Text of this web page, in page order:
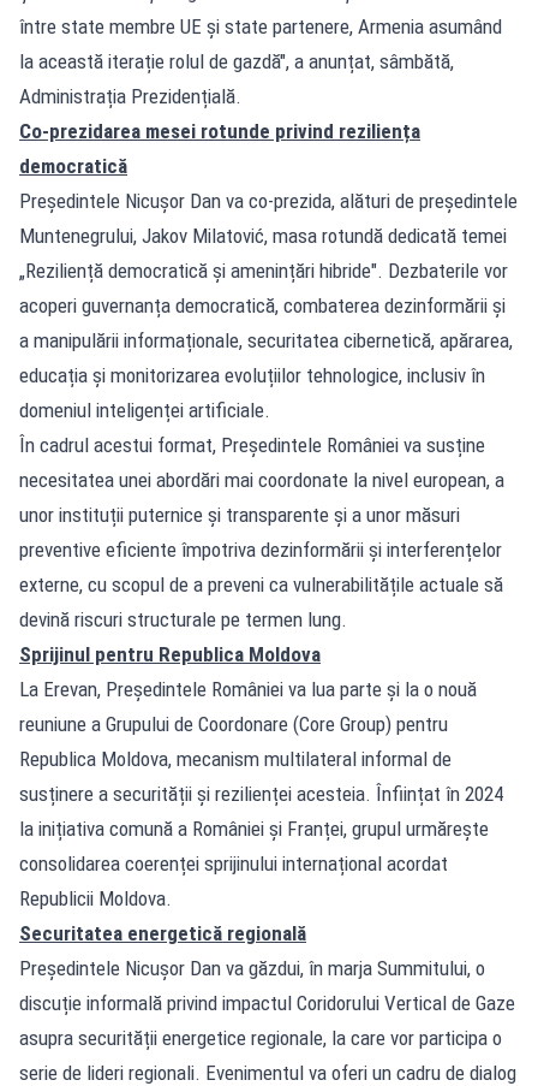
între state membre UE și state partenere, Armenia asumând
la această iterație rolul de gazdă", a anunțat, sâmbătă,
Administrația Prezidențială.
Co-prezidarea mesei rotunde privind reziliența
democratică
Președintele Nicușor Dan va co-prezida, alături de președintele
Muntenegrului, Jakov Milatović, masa rotundă dedicată temei
„Reziliență democratică și amenințări hibride". Dezbaterile vor
acoperi guvernanța democratică, combaterea dezinformării și
a manipulării informaționale, securitatea cibernetică, apărarea,
educația și monitorizarea evoluțiilor tehnologice, inclusiv în
domeniul inteligenței artificiale.
În cadrul acestui format, Președintele României va susține
necesitatea unei abordări mai coordonate la nivel european, a
unor instituții puternice și transparente și a unor măsuri
preventive eficiente împotriva dezinformării și interferențelor
externe, cu scopul de a preveni ca vulnerabilitățile actuale să
devină riscuri structurale pe termen lung.
Sprijinul pentru Republica Moldova
La Erevan, Președintele României va lua parte și la o nouă
reuniune a Grupului de Coordonare (Core Group) pentru
Republica Moldova, mecanism multilateral informal de
susținere a securității și rezilienței acesteia. Înființat în 2024
la inițiativa comună a României și Franței, grupul urmărește
consolidarea coerenței sprijinului internațional acordat
Republicii Moldova.
Securitatea energetică regională
Președintele Nicușor Dan va găzdui, în marja Summitului, o
discuție informală privind impactul Coridorului Vertical de Gaze
asupra securității energetice regionale, la care vor participa o
serie de lideri regionali. Evenimentul va oferi un cadru de dialog